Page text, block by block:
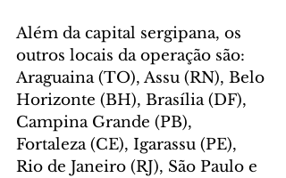
Além da capital sergipana, os
outros locais da operação são:
Araguaina (TO), Assu (RN), Belo
Horizonte (BH), Brasília (DF),
Campina Grande (PB),
Fortaleza (CE), Igarassu (PE),
Rio de Janeiro (RJ), São Paulo e